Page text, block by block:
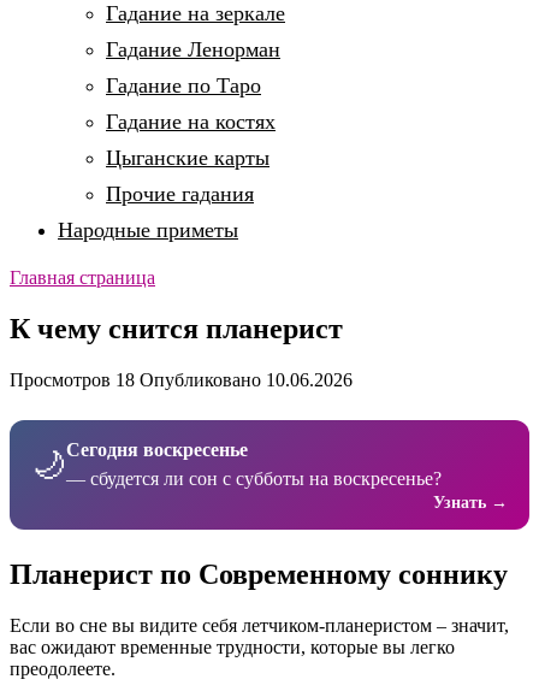
Гадание на зеркале
Гадание Ленорман
Гадание по Таро
Гадание на костях
Цыганские карты
Прочие гадания
Народные приметы
Главная страница
К чему снится планерист
Просмотров 18 Опубликовано 10.06.2026
🌙Сегодня воскресенье
— сбудется ли сон с субботы на воскресенье?
Узнать →
Планерист по Современному соннику
Если во сне вы видите себя летчиком-планеристом – значит,
вас ожидают временные трудности, которые вы легко
преодолеете.